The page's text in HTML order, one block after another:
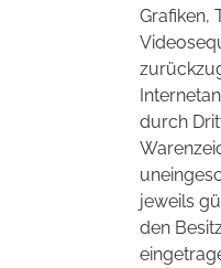
Grafiken,
durch
jeweils
den